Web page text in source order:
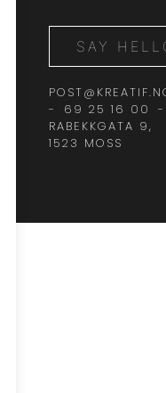
SAY
-
69 25 16 00
-
RABEKKGATA 9,
1523 MOSS